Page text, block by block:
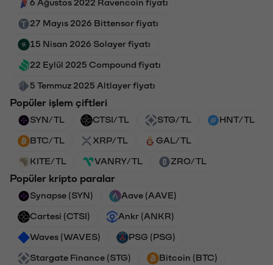
6 Ağustos 2022 Ravencoin fiyatı
27 Mayıs 2026 Bittensor fiyatı
15 Nisan 2026 Solayer fiyatı
22 Eylül 2025 Compound fiyatı
5 Temmuz 2025 Altlayer fiyatı
Popüler işlem çiftleri
SYN/TL CTSI/TL STG/TL HNT/TL
BTC/TL XRP/TL GAL/TL
KITE/TL VANRY/TL ZRO/TL
Popüler kripto paralar
Synapse (SYN) Aave (AAVE)
Cartesi (CTSI) Ankr (ANKR)
Waves (WAVES) PSG (PSG)
Stargate Finance (STG) Bitcoin (BTC)